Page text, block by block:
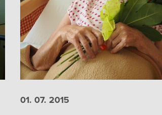
01. 07. 2015